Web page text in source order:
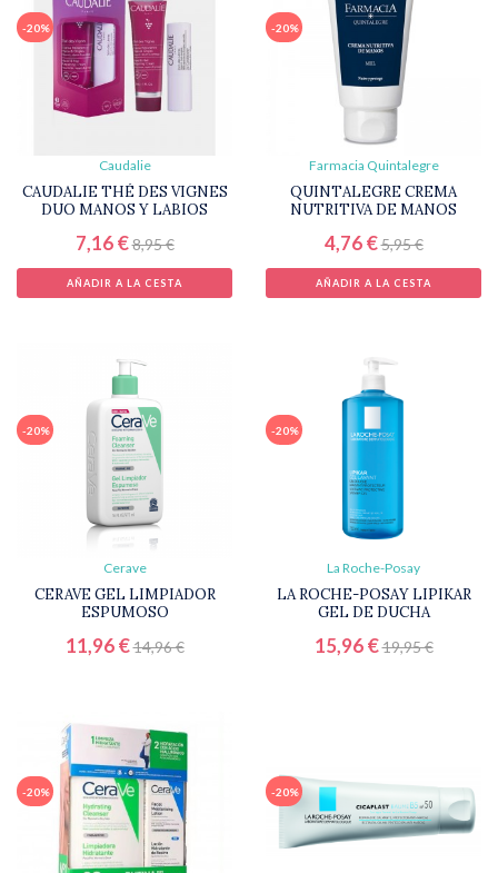
-20%
Caudalie
CAUDALIE THÉ DES VIGNES
DUO MANOS Y LABIOS
7,16 €8,95 €
AÑADIR A LA CESTA
-20%
Farmacia Quintalegre
QUINTALEGRE CREMA
NUTRITIVA DE MANOS
4,76 €5,95 €
AÑADIR A LA CESTA
-20%
Cerave
CERAVE GEL LIMPIADOR
ESPUMOSO
11,96 €14,96 €
-20%
La Roche-Posay
LA ROCHE-POSAY LIPIKAR
GEL DE DUCHA
15,96 €19,95 €
-20% -20%